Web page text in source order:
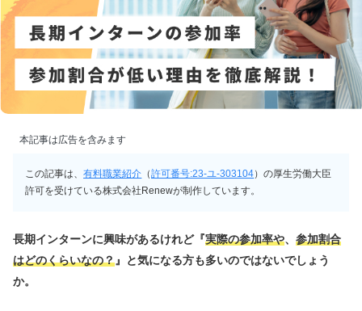
本記事は広告を含みます
この記事は、有料職業紹介 （許可番号:23-ユ-303104）の厚生労働大臣
許可を受けている株式会社Renewが制作しています。
長期インターンに興味があるけれど『実際の参加率や、 参加割合
はどのくらいなの？』と気になる方も多いのではないでしょう
か。